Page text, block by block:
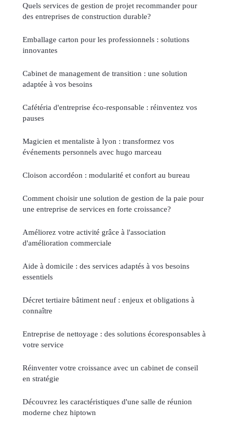
Quels services de gestion de projet recommander pour
des entreprises de construction durable?
Emballage carton pour les professionnels : solutions
innovantes
Cabinet de management de transition : une solution
adaptée à vos besoins
Cafétéria d'entreprise éco-responsable : réinventez vos
pauses
Magicien et mentaliste à lyon : transformez vos
événements personnels avec hugo marceau
Cloison accordéon : modularité et confort au bureau
Comment choisir une solution de gestion de la paie pour
une entreprise de services en forte croissance?
Améliorez votre activité grâce à l'association
d'amélioration commerciale
Aide à domicile : des services adaptés à vos besoins
essentiels
Décret tertiaire bâtiment neuf : enjeux et obligations à
connaître
Entreprise de nettoyage : des solutions écoresponsables à
votre service
Réinventer votre croissance avec un cabinet de conseil
en stratégie
Découvrez les caractéristiques d'une salle de réunion
moderne chez hiptown